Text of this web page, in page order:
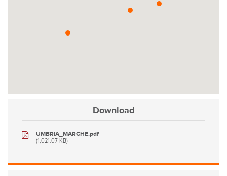
Download
UMBRIA_MARCHE.pdf
(1,021.07 KB)